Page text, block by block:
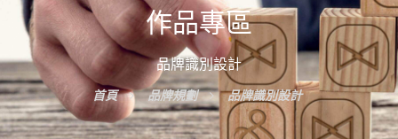
選
單
作品專區
品牌識別設計
首頁 品牌規劃 品牌識別設計